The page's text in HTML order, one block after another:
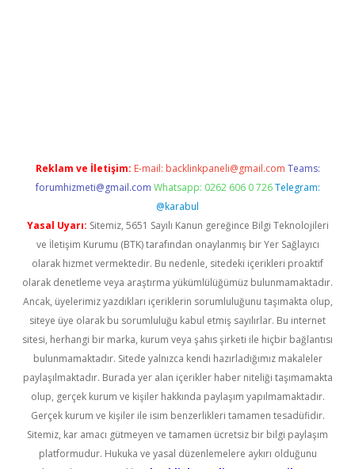
Reklam ve İletişim: E-mail: backlinkpaneli@gmail.com Teams:
forumhizmeti@gmail.com Whatsapp: 0262 606 0 726 Telegram:
@karabul
Yasal Uyarı: Sitemiz, 5651 Sayılı Kanun gereğince Bilgi Teknolojileri
ve İletişim Kurumu (BTK) tarafından onaylanmış bir Yer Sağlayıcı
olarak hizmet vermektedir. Bu nedenle, sitedeki içerikleri proaktif
olarak denetleme veya araştırma yükümlülüğümüz bulunmamaktadır.
Ancak, üyelerimiz yazdıkları içeriklerin sorumluluğunu taşımakta olup,
siteye üye olarak bu sorumluluğu kabul etmiş sayılırlar. Bu internet
sitesi, herhangi bir marka, kurum veya şahıs şirketi ile hiçbir bağlantısı
bulunmamaktadır. Sitede yalnızca kendi hazırladığımız makaleler
paylaşılmaktadır. Burada yer alan içerikler haber niteliği taşımamakta
olup, gerçek kurum ve kişiler hakkında paylaşım yapılmamaktadır.
Gerçek kurum ve kişiler ile isim benzerlikleri tamamen tesadüfidir.
Sitemiz, kar amacı gütmeyen ve tamamen ücretsiz bir bilgi paylaşım
platformudur. Hukuka ve yasal düzenlemelere aykırı olduğunu